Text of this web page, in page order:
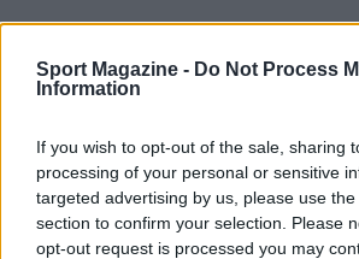
Sport Magazine - Do Not Process
Information
If you wish to opt-out of the sale, sharing
processing of your personal or sensitive
targeted advertising by us, please use
section to confirm your selection. Please
opt-out request is processed you may